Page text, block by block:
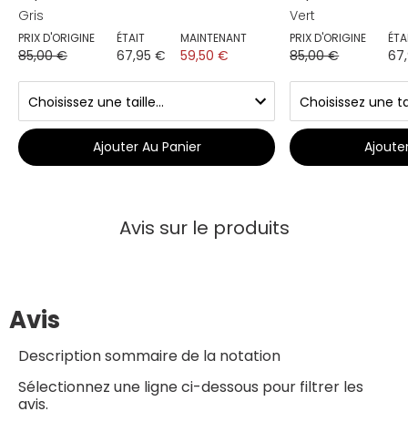
Gris
PRIX D'ORIGINE
85,00 €
ÉTAIT
67,95 €
MAINTENANT
59,50 €
Ajouter Au Panier
Vert
PRIX D'ORIGINE
85,00 €
Avis sur le produits